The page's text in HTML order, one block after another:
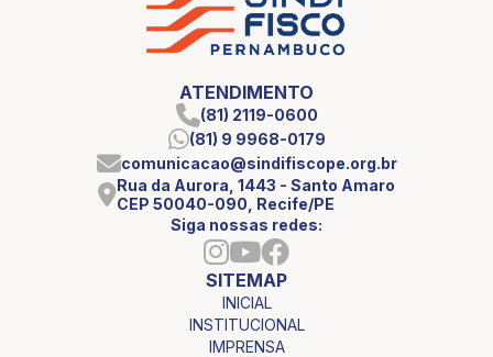
ATENDIMENTO
(81) 2119-0600
(81) 9 9968-0179
comunicacao@sindifiscope.org.br
Rua da Aurora, 1443 - Santo Amaro
CEP 50040-090, Recife/PE
Siga nossas redes:
SITEMAP
INICIAL
INSTITUCIONAL
IMPRENSA